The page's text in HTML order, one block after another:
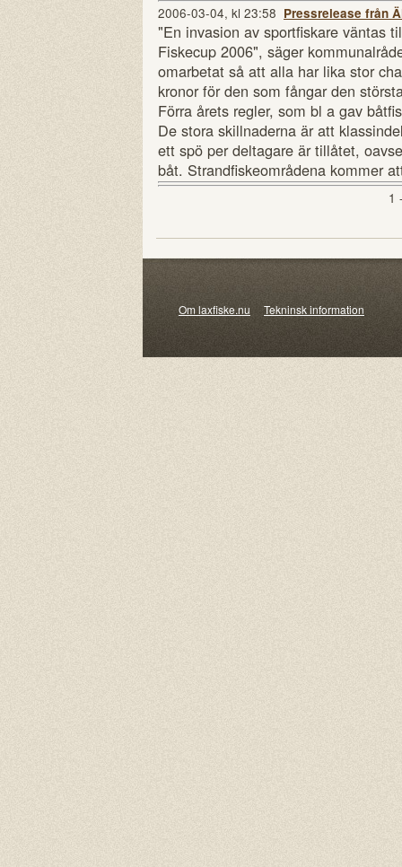
2006-03-04, kl 23:58 Pressrelease från
"En invasion av sportfiskare väntas
Fiskecup 2006", säger
omarbetat så att alla har lika stor
kronor för den som fångar den
Förra årets regler, som bl a gav
De stora skillnaderna är att
ett spö per deltagare är tillåtet,
båt. Strandfiskeområdena kommer
1
Om laxfiske.nu Tekninsk information